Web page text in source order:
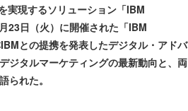
実現するソリューション「IBM
23日（火）に開催された「IBM
との提携を発表したデジタル・アドバ
ジタルマーケティングの最新動向と、両
られた。